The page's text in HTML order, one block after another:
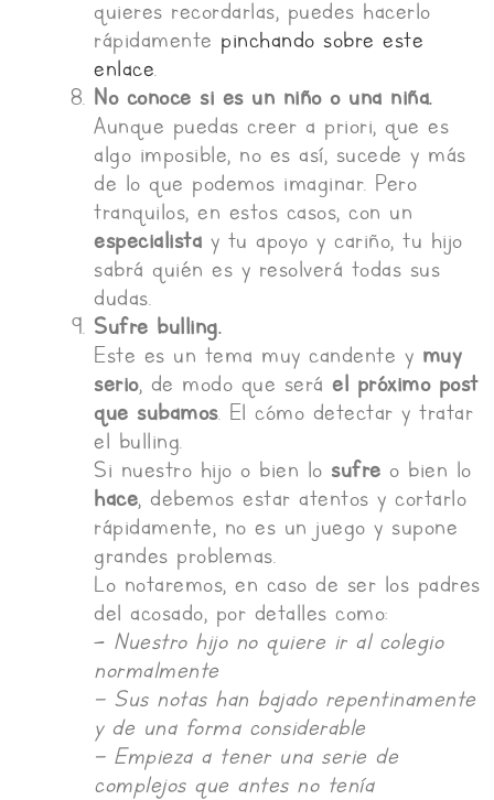
quieres recordarlas, puedes hacerlo
rápidamente pinchando sobre este
enlace.
No conoce si es un niño o una niña.
Aunque puedas creer a priori, que es
algo imposible, no es así, sucede y más
de lo que podemos imaginar. Pero
tranquilos, en estos casos, con un
especialista y tu apoyo y cariño, tu hijo
sabrá quién es y resolverá todas sus
dudas.
Sufre bulling.
Este es un tema muy candente y muy
serio, de modo que será el próximo post
que subamos. El cómo detectar y tratar
el bulling.
Si nuestro hijo o bien lo sufre o bien lo
hace, debemos estar atentos y cortarlo
rápidamente, no es un juego y supone
grandes problemas.
Lo notaremos, en caso de ser los padres
del acosado, por detalles como:
– Nuestro hijo no quiere ir al colegio
normalmente
– Sus notas han bajado repentinamente
y de una forma considerable
– Empieza a tener una serie de
complejos que antes no tenía